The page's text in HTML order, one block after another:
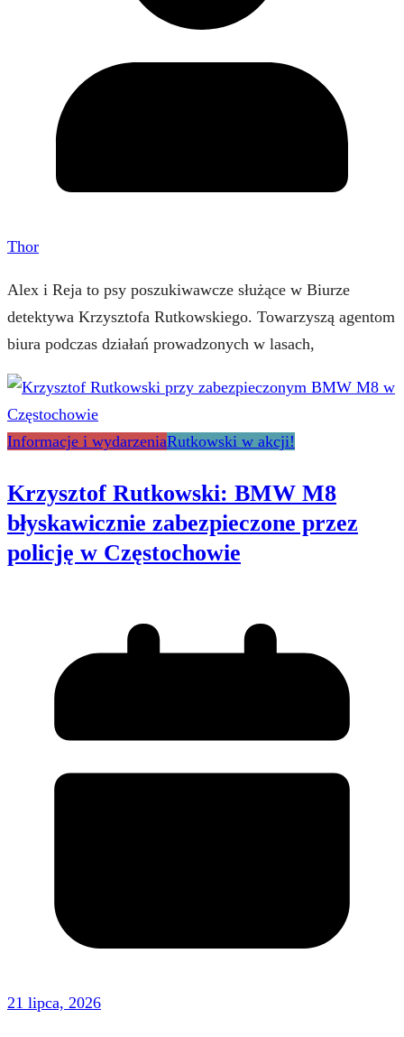
Thor
Alex i Reja to psy poszukiwawcze służące w Biurze
detektywa Krzysztofa Rutkowskiego. Towarzyszą agentom
biura podczas działań prowadzonych w lasach,
Informacje i wydarzeniaRutkowski w akcji!
Krzysztof Rutkowski: BMW M8
błyskawicznie zabezpieczone przez
policję w Częstochowie
21 lipca, 2026